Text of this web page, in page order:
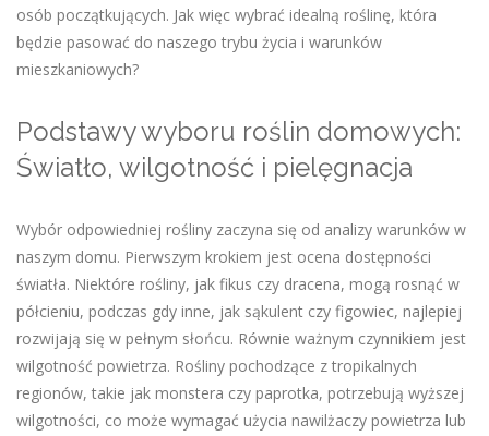
osób początkujących. Jak więc wybrać idealną roślinę, która
będzie pasować do naszego trybu życia i warunków
mieszkaniowych?
Podstawy wyboru roślin domowych:
Światło, wilgotność i pielęgnacja
Wybór odpowiedniej rośliny zaczyna się od analizy warunków w
naszym domu. Pierwszym krokiem jest ocena dostępności
światła. Niektóre rośliny, jak fikus czy dracena, mogą rosnąć w
półcieniu, podczas gdy inne, jak sąkulent czy figowiec, najlepiej
rozwijają się w pełnym słońcu. Równie ważnym czynnikiem jest
wilgotność powietrza. Rośliny pochodzące z tropikalnych
regionów, takie jak monstera czy paprotka, potrzebują wyższej
wilgotności, co może wymagać użycia nawilżaczy powietrza lub